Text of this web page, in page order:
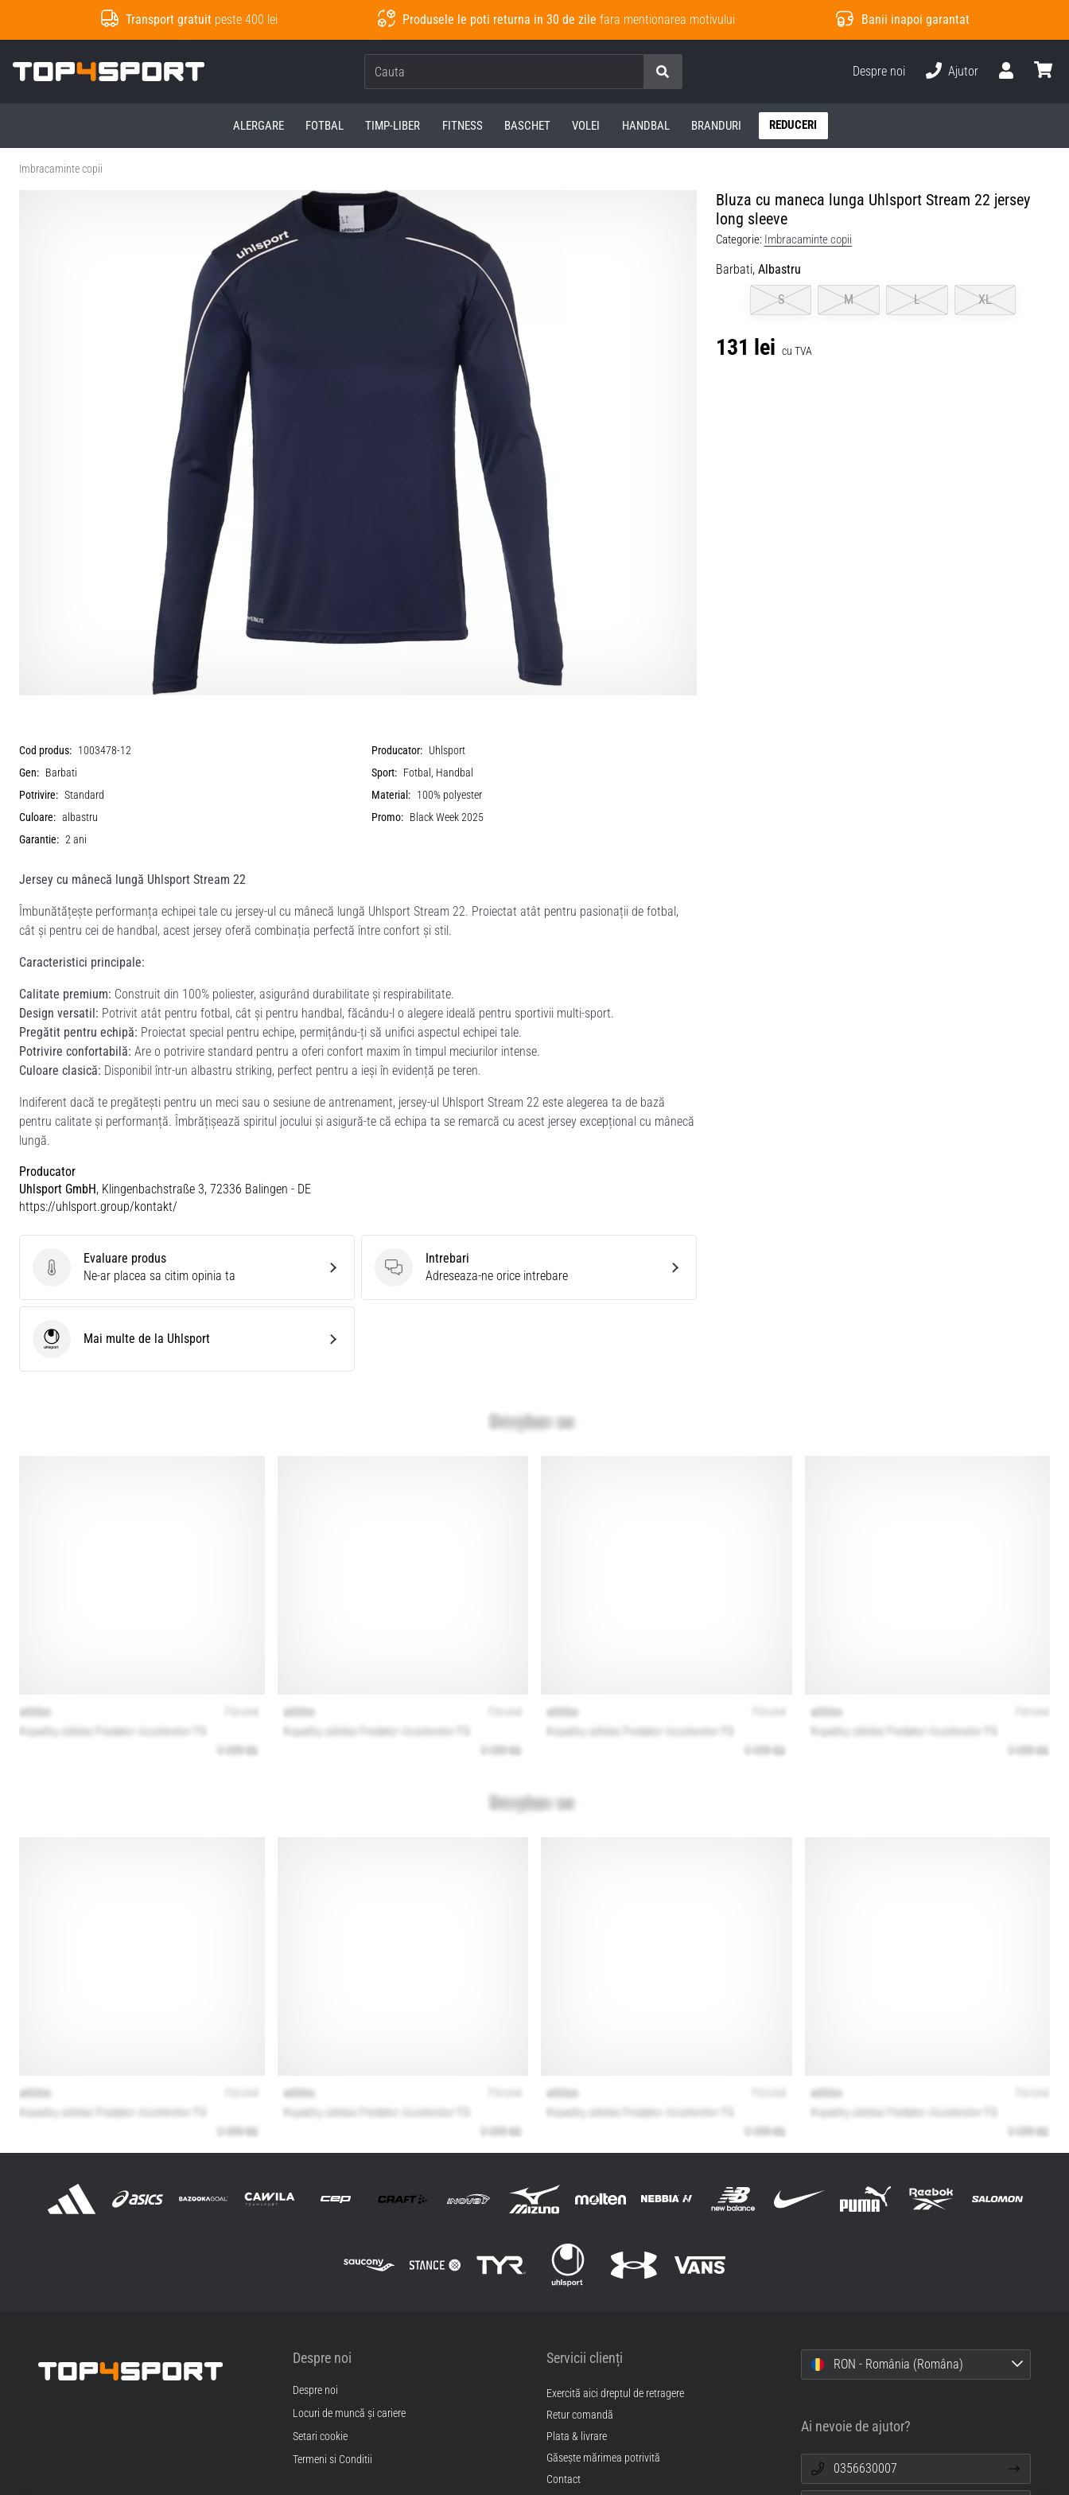
Transport gratuitpeste 400 lei Produsele le poti returna in 30 de zile fara mentionarea motivului Banii inapoi garantat
Top4Sport.ro
Cauta
Despre noi
Ajutor
ALERGARE FOTBAL TIMP-LIBER FITNESS BASCHET VOLEI HANDBAL BRANDURI REDUCERI
Imbracaminte copii
Bluza cu maneca lunga Uhlsport Stream 22 jersey
long sleeve
Categorie: Imbracaminte copii
Barbati, Albastru
S
M L XL
131 lei cu TVA
Cod produs: 1003478-12 Producator: Uhlsport
Gen: Barbati Sport: Fotbal, Handbal
Potrivire: Standard Material: 100% polyester
Culoare: albastru Promo: Black Week 2025
Garantie: 2 ani
Jersey cu mânecă lungă Uhlsport Stream 22
Îmbunătățește performanța echipei tale cu jersey-ul cu mânecă lungă Uhlsport Stream 22. Proiectat atât pentru pasionații de fotbal,
cât și pentru cei de handbal, acest jersey oferă combinația perfectă între confort și stil.
Caracteristici principale:
Calitate premium: Construit din 100% poliester, asigurând durabilitate și respirabilitate.
Design versatil: Potrivit atât pentru fotbal, cât și pentru handbal, făcându-l o alegere ideală pentru sportivii multi-sport.
Pregătit pentru echipă: Proiectat special pentru echipe, permițându-ți să unifici aspectul echipei tale.
Potrivire confortabilă: Are o potrivire standard pentru a oferi confort maxim în timpul meciurilor intense.
Culoare clasică: Disponibil într-un albastru striking, perfect pentru a ieși în evidență pe teren.
Indiferent dacă te pregătești pentru un meci sau o sesiune de antrenament, jersey-ul Uhlsport Stream 22 este alegerea ta de bază
pentru calitate și performanță. Îmbrățișează spiritul jocului și asigură-te că echipa ta se remarcă cu acest jersey excepțional cu mânecă
lungă.
Producator
Uhlsport GmbH, Klingenbachstraße 3, 72336 Balingen - DE
https://uhlsport.group/kontakt/
Evaluare produs
Evaluare produs
Ne-ar placea sa citim opinia ta
Intrebari
Intrebari
Adreseaza-ne orice intrebare
UhlsportMai multe de la Uhlsport
Despre noi
Despre noi
Locuri de muncă și cariere
Setari cookie
Termeni si Conditii
Servicii clienți
Exercită aici dreptul de retragere
Retur comandă
Plata & livrare
Găseşte mărimea potrivită
Contact
RON - România (Româna)
Ai nevoie de ajutor?
0356630007